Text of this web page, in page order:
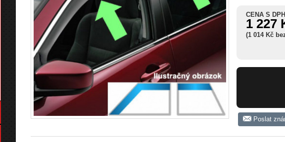
CENA S
1 227
(1 014 Kč
Poslat